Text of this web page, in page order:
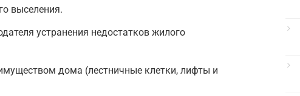
выселения.
устранения недостатков жилого
дома (лестничные клетки, лифты и